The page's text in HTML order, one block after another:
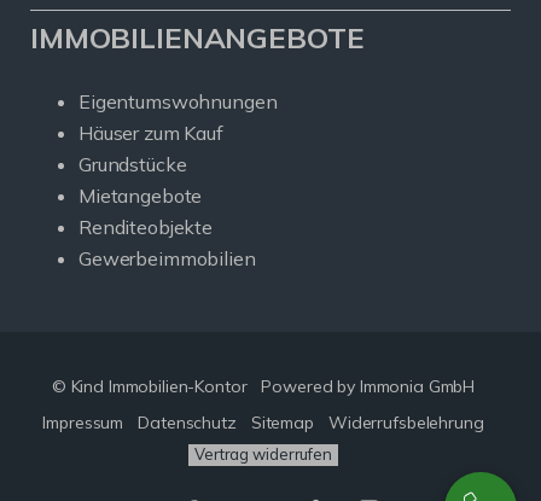
IMMOBILIENANGEBOTE
Eigentumswohnungen
Häuser zum Kauf
Grundstücke
Mietangebote
Renditeobjekte
Gewerbeimmobilien
© Kind Immobilien-Kontor
Powered by Immonia GmbH
Impressum
Datenschutz Sitemap Widerrufsbelehrung
Vertrag widerrufen